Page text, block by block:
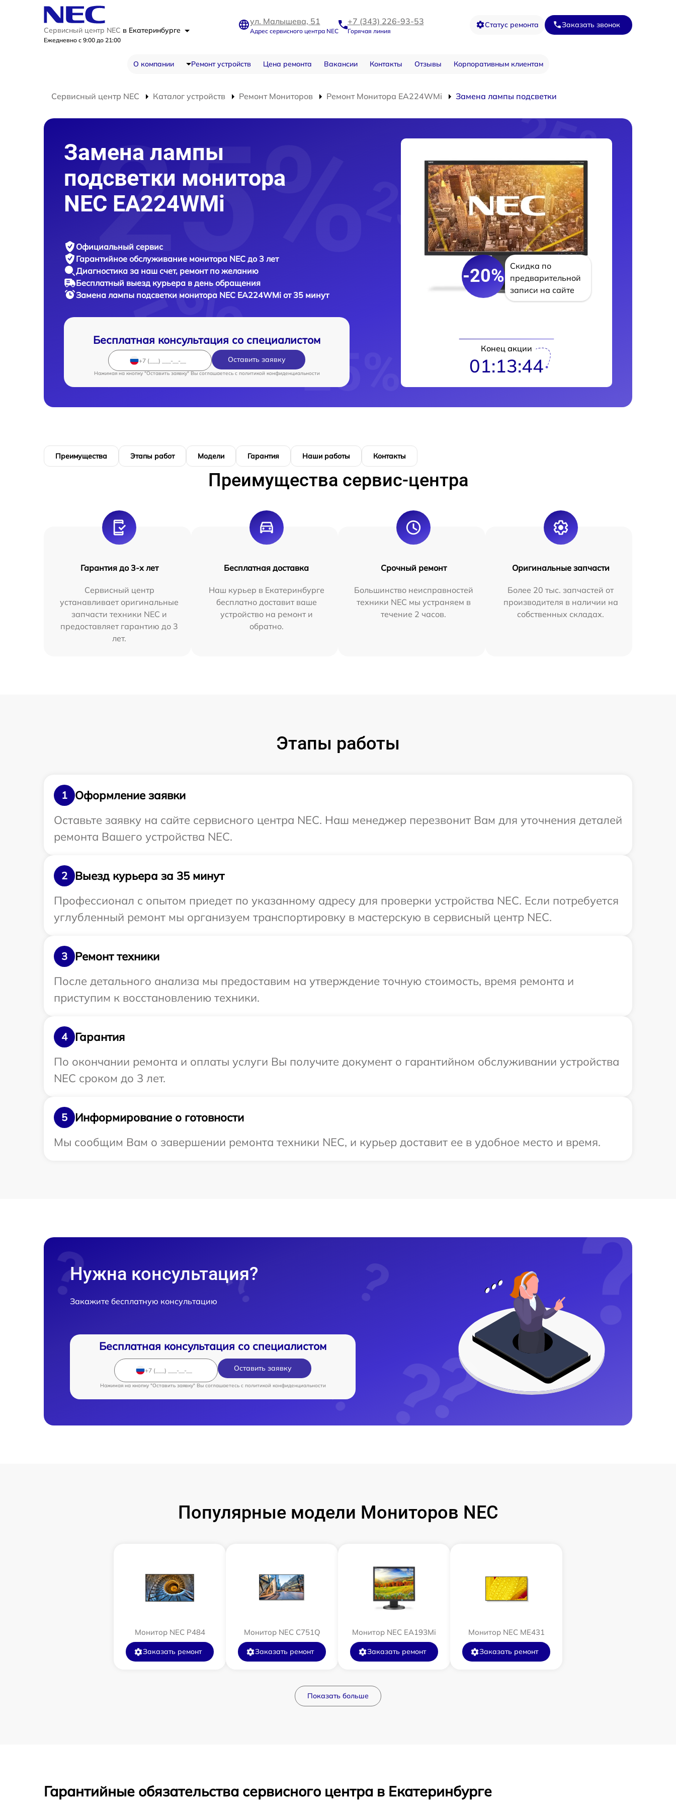
Сервисный центр NEC в Екатеринбурге
Ежедневно с 9:00 до 21:00
ул. Малышева, 51
Адрес сервисного центра NEC
+7 (343) 226-93-53
Горячая линия
Статус ремонта Заказать звонок
О компании Ремонт устройств Цена ремонта Вакансии Контакты Отзывы Корпоративным клиентам
Сервисный центр NEC Каталог устройств Ремонт Мониторов Ремонт Монитора EA224WMi Замена лампы подсветки
Замена лампы
подсветки монитора
NEC EA224WMi
Официальный сервис
Гарантийное обслуживание монитора NEC до 3 лет
Диагностика за наш счет, ремонт по желанию
Бесплатный выезд курьера в день обращения
Замена лампы подсветки монитора NEC EA224WMi от 35 минут
Бесплатная консультация со специалистом
Оставить заявку
Нажимая на кнопку "Оставить заявку" Вы соглашаетесь c политикой конфиденциальности
-20%
Скидка по
предварительной
записи на сайте
Конец акции
01:13:43
Преимущества Этапы работ Модели Гарантия Наши работы Контакты
Преимущества сервис-центра
Гарантия до 3-х лет
Сервисный центр
устанавливает оригинальные
запчасти техники NEC и
предоставляет гарантию до 3
лет.
Бесплатная доставка
Наш курьер в Екатеринбурге
бесплатно доставит ваше
устройство на ремонт и
обратно.
Срочный ремонт
Большинство неисправностей
техники NEC мы устраняем в
течение 2 часов.
Оригинальные запчасти
Более 20 тыс. запчастей от
производителя в наличии на
собственных складах.
Этапы работы
1
Оформление заявки
Оставьте заявку на сайте сервисного центра NEC. Наш менеджер перезвонит Вам для уточнения деталей
ремонта Вашего устройства NEC.
2
Выезд курьера за 35 минут
Профессионал с опытом приедет по указанному адресу для проверки устройства NEC. Если потребуется
углубленный ремонт мы организуем транспортировку в мастерскую в сервисный центр NEC.
3
Ремонт техники
После детального анализа мы предоставим на утверждение точную стоимость, время ремонта и
приступим к восстановлению техники.
4
Гарантия
По окончании ремонта и оплаты услуги Вы получите документ о гарантийном обслуживании устройства
NEC сроком до 3 лет.
5
Информирование о готовности
Мы сообщим Вам о завершении ремонта техники NEC, и курьер доставит ее в удобное место и время.
Нужна консультация?
Закажите бесплатную консультацию
Бесплатная консультация со специалистом
Оставить заявку
Нажимая на кнопку "Оставить заявку" Вы соглашаетесь c политикой конфиденциальности
Популярные модели Мониторов NEC
Монитор NEC P484
Заказать ремонт
Монитор NEC C751Q
Заказать ремонт
Монитор NEC EA193Mi
Заказать ремонт
Монитор NEC ME431
Заказать ремонт
Показать больше
Гарантийные обязательства сервисного центра в Екатеринбурге